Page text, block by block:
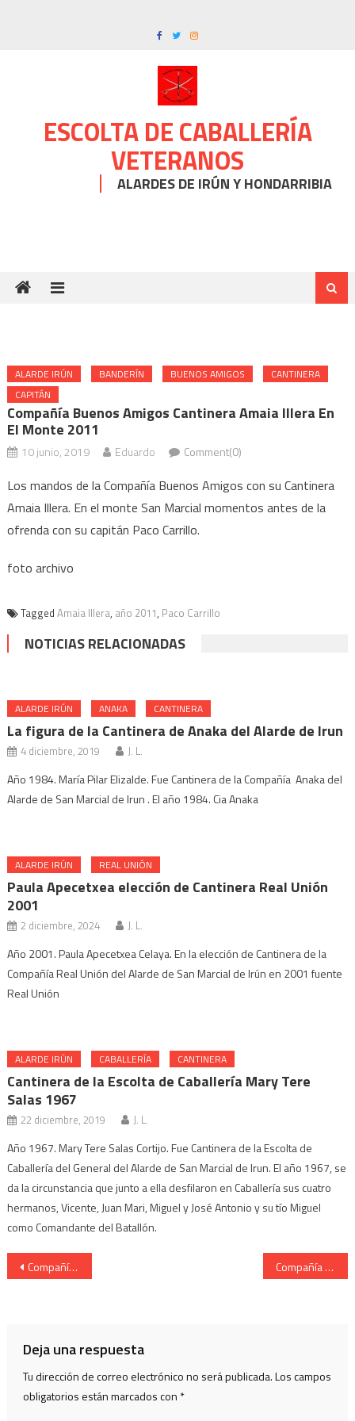
ESCOLTA DE CABALLERÍA
VETERANOS
ALARDES DE IRÚN Y HONDARRIBIA
ALARDE IRÚN BANDERÍN BUENOS AMIGOS
CANTINERA
CAPITÁN
Compañía Buenos Amigos Cantinera Amaia Illera En
El Monte 2011
10 junio, 2019 Eduardo Comment(0)
Los mandos de la Compañía Buenos Amigos con su Cantinera
Amaia Illera. En el monte San Marcial momentos antes de la
ofrenda con su capitán Paco Carrillo.
foto archivo
Tagged Amaia Illera, año 2011, Paco Carrillo
NOTICIAS RELACIONADAS
ALARDE IRÚN ANAKA CANTINERA
La figura de la Cantinera de Anaka del Alarde de Irun
4 diciembre, 2019 J. L.
Año 1984. María Pilar Elizalde. Fue Cantinera de la Compañía Anaka del
Alarde de San Marcial de Irun . El año 1984. Cia Anaka
ALARDE IRÚN REAL UNIÓN
Paula Apecetxea elección de Cantinera Real Unión
2001
2 diciembre, 2024 J. L.
Año 2001. Paula Apecetxea Celaya. En la elección de Cantinera de la
Compañía Real Unión del Alarde de San Marcial de Irún en 2001 fuente
Real Unión
ALARDE IRÚN CABALLERÍA CANTINERA
Cantinera de la Escolta de Caballería Mary Tere
Salas 1967
22 diciembre, 2019 J. L.
Año 1967. Mary Tere Salas Cortijo. Fue Cantinera de la Escolta de
Caballería del General del Alarde de San Marcial de Irun. El año 1967, se
da la circunstancia que junto a ella desfilaron en Caballería sus cuatro
hermanos, Vicente, Juan Mari, Miguel y José Antonio y su tío Miguel
como Comandante del Batallón.
Navegación
Compañía Buenos Amigos Cantinera Amaia Illera en la Iglesia 2011 Compañía Buenos Amigos Cantinera Amaia Illera calle Mayor 2011
Deja una respuesta
Tu dirección de correo electrónico no será publicada.Los campos
obligatorios están marcados con *